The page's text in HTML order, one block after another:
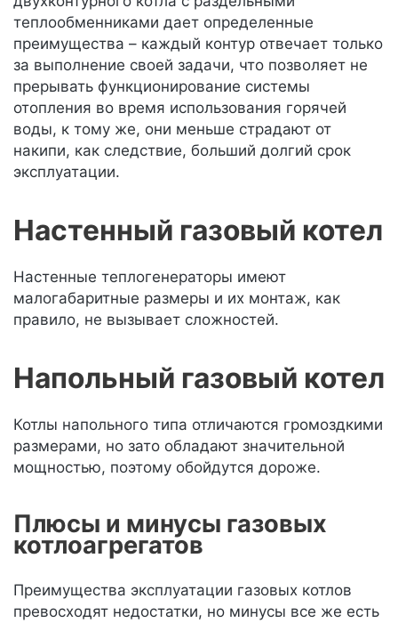
теплообменниками дает определенные
преимущества – каждый контур отвечает только
за выполнение своей задачи, что позволяет не
прерывать функционирование системы
отопления во время использования горячей
воды, к тому же, они меньше страдают от
накипи, как следствие, больший долгий срок
эксплуатации.
Настенный газовый котел
Настенные теплогенераторы имеют
малогабаритные размеры и их монтаж, как
правило, не вызывает сложностей.
Напольный газовый котел
Котлы напольного типа отличаются громоздкими
размерами, но зато обладают значительной
мощностью, поэтому обойдутся дороже.
Плюсы и минусы газовых
котлоагрегатов
Преимущества эксплуатации газовых котлов
превосходят недостатки, но минусы все же есть